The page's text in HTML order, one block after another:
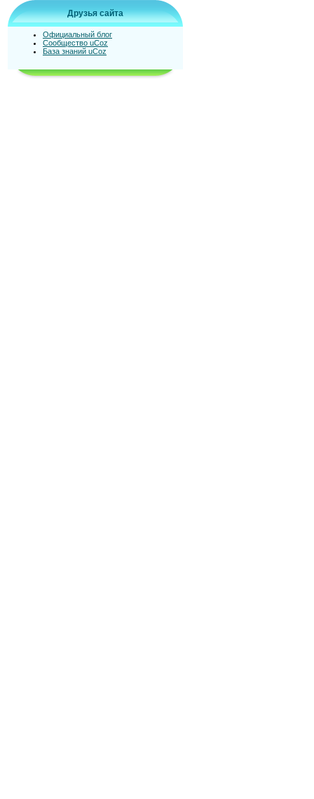
Друзья сайта
Официальный блог
Сообщество uCoz
База знаний uCoz